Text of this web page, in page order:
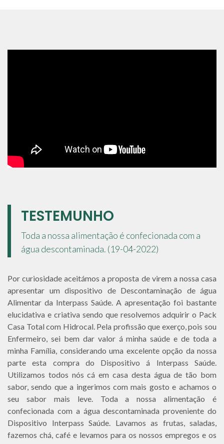
TESTEMUNHO
Toda a nossa alimentação é confecionada com a
água descontaminada. (19-04-2022)
Por curiosidade aceitámos a proposta de virem a nossa casa
apresentar um dispositivo de Descontaminação de água
Alimentar da Interpass Saúde. A apresentação foi bastante
elucidativa e criativa sendo que resolvemos adquirir o Pack
Casa Total com Hidrocal. Pela profissão que exerço, pois sou
Enfermeiro, sei bem dar valor á minha saúde e de toda a
minha Família, considerando uma excelente opção da nossa
parte esta compra do Dispositivo á Interpass Saúde.
Utilizamos todos nós cá em casa desta água de tão bom
sabor, sendo que a ingerimos com mais gosto e achamos o
seu sabor mais leve. Toda a nossa alimentação é
confecionada com a água descontaminada proveniente do
Dispositivo Interpass Saúde. Lavamos as frutas, saladas,
fazemos chá, café e levamos para os nossos empregos e os